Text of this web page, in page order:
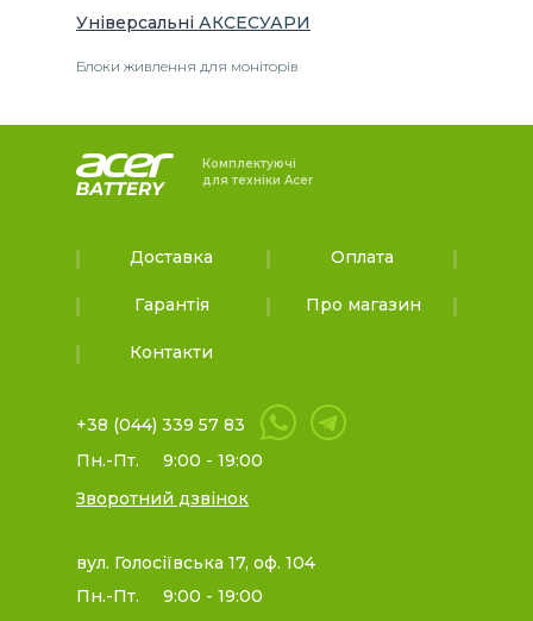
Універсальні АКСЕСУАРИ
Блоки живлення для моніторів
Комплектуючі
для техніки Acer
Доставка Оплата
Гарантія Про магазин
Контакти
+38 (044) 339 57 83
Пн.-Пт.
9:00 - 19:00
Зворотний дзвінок
вул. Голосіївська 17, оф. 104
Пн.-Пт.
9:00 - 19:00